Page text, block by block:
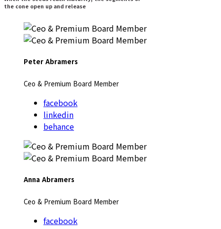
the cone open up and release
Peter Abramers
Ceo & Premium Board Member
facebook
linkedin
behance
Anna Abramers
Ceo & Premium Board Member
facebook